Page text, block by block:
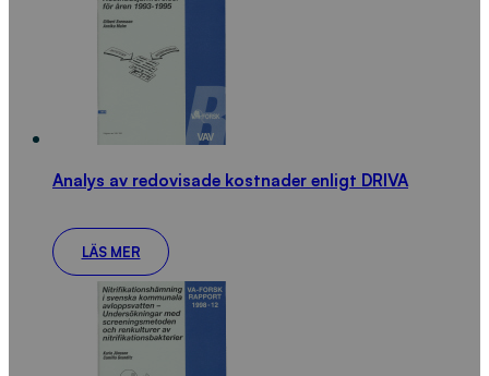
Analys av redovisade kostnader enligt DRIVA
LÄS MER